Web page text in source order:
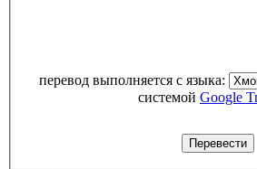
перевод выполняется с языка:
системой Google